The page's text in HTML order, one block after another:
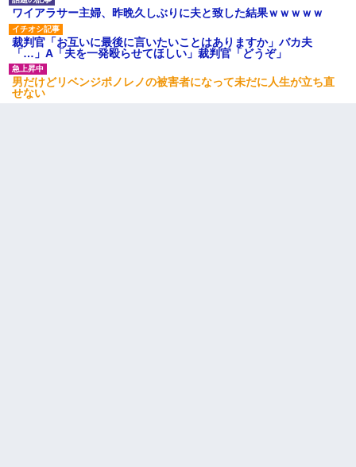
ワイアラサー主婦、昨晩久しぶりに夫と致した結果ｗｗｗｗｗ
裁判官「お互いに最後に言いたいことはありますか」バカ夫
「…」A「夫を一発殴らせてほしい」裁判官「どうぞ」
男だけどリベンジポノレノの被害者になって未だに人生が立ち直
せない